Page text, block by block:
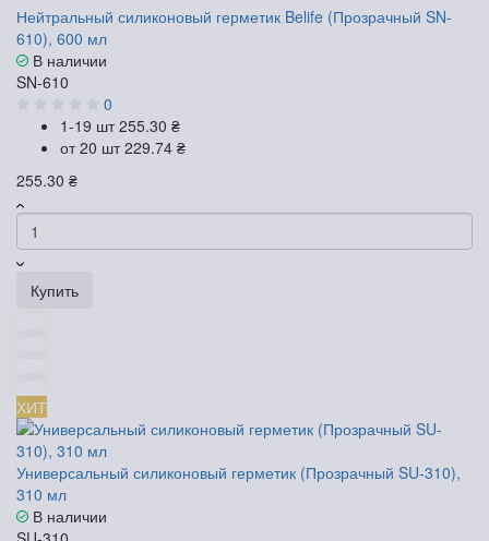
Нейтральный силиконовый герметик Belife (Прозрачный SN-
610), 600 мл
В наличии
SN-610
0
1-19 шт255.30 ₴
от 20 шт229.74 ₴
255.30 ₴
Купить
ХИТ
Универсальный силиконовый герметик (Прозрачный SU-310),
310 мл
В наличии